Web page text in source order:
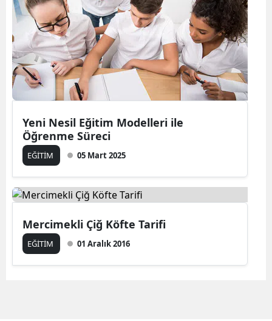
Yeni Nesil Eğitim Modelleri ile
Öğrenme Süreci
EĞİTİM 05 Mart 2025
Mercimekli Çiğ Köfte Tarifi
EĞİTİM 01 Aralık 2016